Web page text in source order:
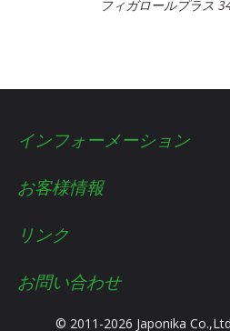
フィガロールプラス
インフォーメーション
お客様情報
リンク
お問い合わせ
© 2011-2026 Japonika